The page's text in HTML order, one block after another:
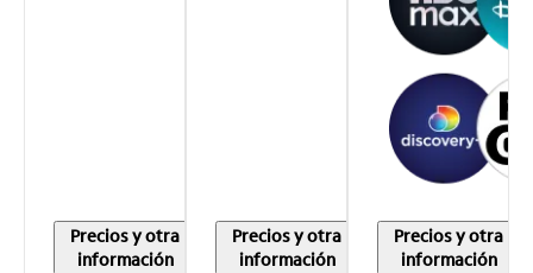
Precios y otra
información
Precios y otra
información
Precios y otra
información